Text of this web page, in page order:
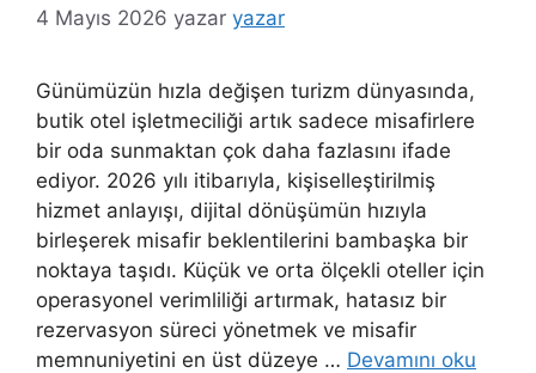
4 Mayıs 2026 yazar yazar
Günümüzün hızla değişen turizm dünyasında,
butik otel işletmeciliği artık sadece misafirlere
bir oda sunmaktan çok daha fazlasını ifade
ediyor. 2026 yılı itibarıyla, kişiselleştirilmiş
hizmet anlayışı, dijital dönüşümün hızıyla
birleşerek misafir beklentilerini bambaşka bir
noktaya taşıdı. Küçük ve orta ölçekli oteller için
operasyonel verimliliği artırmak, hatasız bir
rezervasyon süreci yönetmek ve misafir
memnuniyetini en üst düzeye … Devamını oku